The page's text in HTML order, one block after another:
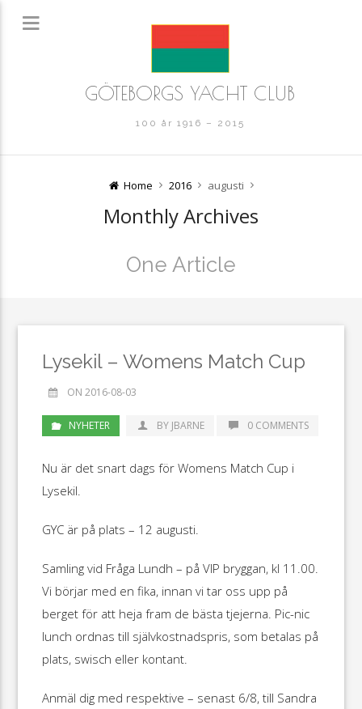
GÖTEBORGS YACHT CLUB
100 år 1916 – 2015
Home 2016 augusti
Monthly Archives
One Article
Lysekil – Womens Match Cup
ON 2016-08-03
NYHETER BY JBARNE 0 COMMENTS
Nu är det snart dags för Womens Match Cup i
Lysekil.
GYC är på plats – 12 augusti.
Samling vid Fråga Lundh – på VIP bryggan, kl 11.00.
Vi börjar med en fika, innan vi tar oss upp på
berget för att heja fram de bästa tjejerna. Pic-nic
lunch ordnas till självkostnadspris, som betalas på
plats, swisch eller kontant.
Anmäl dig med respektive – senast 6/8, till Sandra